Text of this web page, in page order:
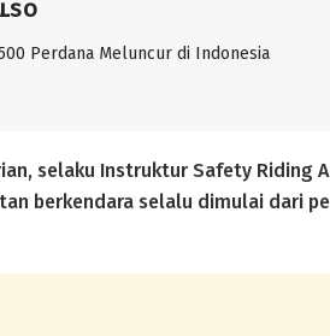
Perdana Meluncur di Indonesia
selaku Instruktur Safety Riding
berkendara selalu dimulai dari